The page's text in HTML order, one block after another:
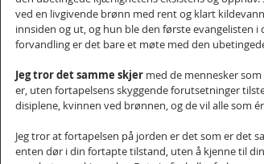
ved en livgivende brønn med rent og klart
innsiden og ut, og hun ble den første evangelisten i
forvandling er det bare et møte med den
Jeg tror det samme skjer med de mennesker
er, uten fortapelsens skyggende forutsetninger
disiplene, kvinnen ved brønnen, og de vil alle som
Jeg tror at fortapelsen på jorden er det som er det
enten dør i din fortapte tilstand, uten å kjenne til